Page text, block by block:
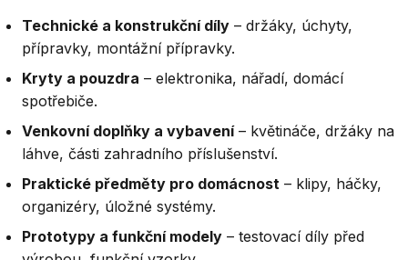
Technické a konstrukční díly – držáky, úchyty,
přípravky, montážní přípravky.
Kryty a pouzdra – elektronika, nářadí, domácí
spotřebiče.
Venkovní doplňky a vybavení– květináče, držáky na
láhve, části zahradního příslušenství.
Praktické předměty pro domácnost – klipy, háčky,
organizéry, úložné systémy.
Prototypy a funkční modely – testovací díly před